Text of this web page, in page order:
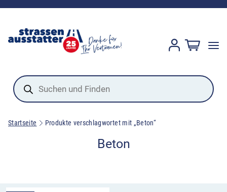
Products
search
Startseite Produkte verschlagwortet mit „Beton“
Beton